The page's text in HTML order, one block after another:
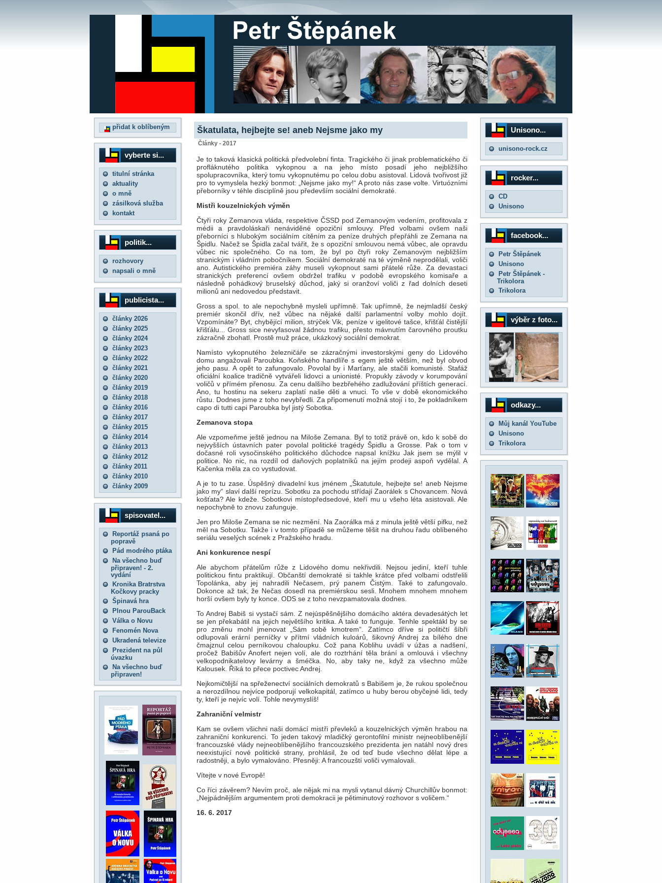
přidat k oblíbeným
vyberte si...
titulní stránka
aktuality
o mně
zásilková služba
kontakt
politik...
rozhovory
napsali o mně
publicista...
články 2026
články 2025
články 2024
články 2023
články 2022
články 2021
články 2020
články 2019
články 2018
články 2016
články 2017
články 2015
články 2014
články 2013
články 2012
články 2011
články 2010
články 2009
spisovatel...
Reportáž psaná po
popravě
Pád modrého ptáka
Na všechno buď
připraven! - 2.
vydání
Kronika Bratrstva
Kočkovy pracky
Špinavá hra
Plnou ParouBack
Válka o Novu
Fenomén Nova
Ukradená televize
Prezident na půl
úvazku
Na všechno buď
připraven!
Škatulata, hejbejte se! aneb Nejsme jako my
Články - 2017
Je to taková klasická politická předvolební finta. Tragického či jinak problematického či
profláknutého politika vykopnou a na jeho místo posadí jeho nejbližšího
spolupracovníka, který tomu vykopnutému po celou dobu asistoval. Lidová tvořivost již
pro to vymyslela hezký bonmot: „Nejsme jako my!“ A proto nás zase volte. Virtuózními
přeborníky v téhle disciplíně jsou především sociální demokraté.
Mistři kouzelnických výměn
Čtyři roky Zemanova vláda, respektive ČSSD pod Zemanovým vedením, profitovala z
médii a pravdoláskaři nenáviděné opoziční smlouvy. Před volbami ovšem naši
přeborníci s hlubokým sociálním cítěním za peníze druhých přepřáhli ze Zemana na
Špidlu. Načež se Špidla začal tvářit, že s opoziční smlouvou nemá vůbec, ale opravdu
vůbec nic společného. Co na tom, že byl po čtyři roky Zemanovým nejbližším
stranickým i vládním pobočníkem. Sociální demokraté na té výměně neprodělali, voliči
ano. Autistického premiéra záhy museli vykopnout sami přátelé růže. Za devastaci
stranických preferencí ovšem obdržel trafiku v podobě evropského komisaře a
následně pohádkový bruselský důchod, jaký si oranžoví voliči z řad dolních deseti
milionů ani nedovedou představit.
Gross a spol. to ale nepochybně mysleli upřímně. Tak upřímně, že nejmladší český
premiér skončil dřív, než vůbec na nějaké další parlamentní volby mohlo dojít.
Vzpomínáte? Byt, chybějící milion, strýček Vik, peníze v igelitové tašce, křišťál čistější
křišťálu... Gross sice nevyfasoval žádnou trafiku, přesto mávnutím čarovného proutku
zázračně zbohatl. Prostě muž práce, ukázkový sociální demokrat.
Namísto vykopnutého železničáře se zázračnými investorskými geny do Lidového
domu angažovali Paroubka. Koňského handlíře s egem ještě větším, než byl obvod
jeho pasu. A opět to zafungovalo. Povolal by i Marťany, ale stačili komunisté. Stafáž
oficiální koalice tradičně vytvářeli lidovci a unionisté. Propukly závody v korumpování
voličů v přímém přenosu. Za cenu dalšího bezbřehého zadlužování příštích generací.
Ano, tu hostinu na sekeru zaplatí naše děti a vnuci. To vše v době ekonomického
růstu. Dodnes jsme z toho nevybředli. Za připomenutí možná stojí i to, že pokladníkem
capo di tutti capi Paroubka byl jistý Sobotka.
Zemanova stopa
Ale vzpomeňme ještě jednou na Miloše Zemana. Byl to totiž právě on, kdo k sobě do
nejvyšších ústavních pater povolal politické tragédy Špidlu a Grosse. Pak o tom v
dočasné roli vysočinského politického důchodce napsal knížku Jak jsem se mýlil v
politice. No nic, na rozdíl od daňových poplatníků na jejím prodeji aspoň vydělal. A
Kačenka měla za co vystudovat.
A je to tu zase. Úspěšný divadelní kus jménem „Škatutule, hejbejte se! aneb Nejsme
jako my“ slaví další reprízu. Sobotku za pochodu střídají Zaorálek s Chovancem. Nová
košťata? Ale kdeže. Sobotkovi místopředsedové, kteří mu u všeho léta asistovali. Ale
nepochybně to znovu zafunguje.
Jen pro Miloše Zemana se nic nezmění. Na Zaorálka má z minula ještě větší pifku, než
měl na Sobotku. Takže i v tomto případě se můžeme těšit na druhou řadu oblíbeného
seriálu veselých scének z Pražského hradu.
Ani konkurence nespí
Ale abychom přátelům růže z Lidového domu nekřivdili. Nejsou jediní, kteří tuhle
politickou fintu praktikují. Občanští demokraté si takhle krátce před volbami odstřelili
Topolánka, aby jej nahradili Nečasem, prý panem Čistým. Také to zafungovalo.
Dokonce až tak, že Nečas dosedl na premiérskou sesli. Mnohem mnohem mnohem
horší ovšem byly ty konce. ODS se z toho nevzpamatovala dodnes.
To Andrej Babiš si vystačí sám. Z nejúspěšnějšího domácího aktéra devadesátých let
se jen překabátil na jejich největšího kritika. A také to funguje. Tenhle spektákl by se
pro změnu mohl jmenovat „Sám sobě kmotrem“. Zatímco dříve si političtí šíbři
odlupovali erární perníčky v přítmí vládních kuloárů, šikovný Andrej za bílého dne
čmajznul celou perníkovou chaloupku. Což pana Koblihu uvádí v úžas a nadšení,
pročež Babišův Anofert nejen volí, ale do roztrhání těla brání a omlouvá i všechny
velkopodnikatelovy levárny a šméčka. No, aby taky ne, když za všechno může
Kalousek. Říká to přece poctivec Andrej.
Nejkomičtější na spřeženectví sociálních demokratů s Babišem je, že rukou společnou
a nerozdílnou nejvíce podporují velkokapitál, zatímco u huby berou obyčejné lidi, tedy
ty, kteří je nejvíc volí. Tohle nevymyslíš!
Zahraniční velmistr
Kam se ovšem všichni naši domácí mistři převleků a kouzelnických výměn hrabou na
zahraniční konkurenci. To jeden takový mladičký gerontofilní ministr nejneoblíbenější
francouzské vlády nejneoblíbenějšího francouzského prezidenta jen natáhl nový dres
neexistující nové politické strany, prohlásil, že od teď bude všechno dělat lépe a
radostněji, a bylo vymalováno. Přesněji: A francouzští voliči vymalovali.
Vítejte v nové Evropě!
Co říci závěrem? Nevím proč, ale nějak mi na mysli vytanul dávný Churchillův bonmot:
„Nejpádnějším argumentem proti demokracii je pětiminutový rozhovor s voličem.“
16. 6. 2017
Unisono...
unisono-rock.cz
rocker...
CD
Unisono
facebook...
Petr Štěpánek
Unisono
Petr Štěpánek -
Trikolora
Trikolora
výběr z foto...
odkazy...
Můj kanál YouTube
Unisono
Trikolora